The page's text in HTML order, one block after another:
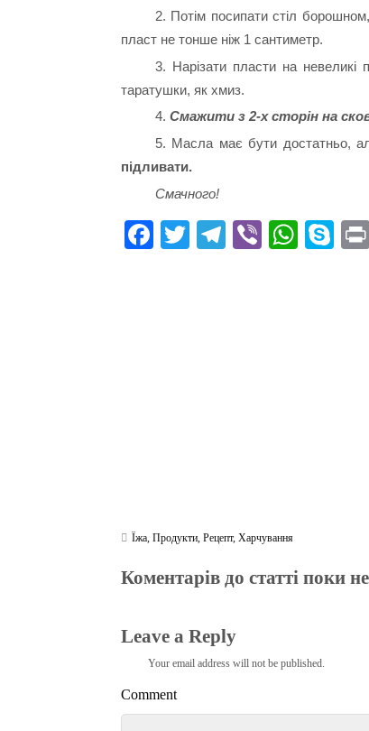
2. Потім посипати стіл
пласт не тонше ніж 1 сантиметр.
3. Нарізати пласти на невеликі
таратушки, як хмиз.
4. Смажити з 2-х сторін на
5. Масла має бути достатньо,
підливати.
Смачного!
Fa T
Te Vi
W
S
Їжа,Продукти,Рецепт,Харчування
Коментарів до статті поки
Leave a Reply
Your email address will not be published.
Comment